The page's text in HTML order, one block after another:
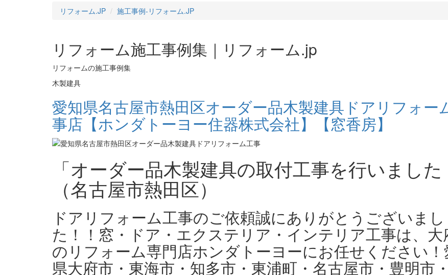
リフォーム.JP 施工事例‐リフォーム.JP
リフォーム施工事例集｜リフォーム.jp
リフォームの施工事例集
木製建具
愛知県名古屋市熱田区オーダー品木製建具ドアリフォー
事店【ホンダトーヨー住器株式会社】【窓香房】
「オーダー品木製建具の取付工事を行いました
（名古屋市熱田区）
ドアリフォーム工事のご依頼誠にありがとうございまし
た！！窓・ドア・エクステリア・インテリア工事は、大
のリフォーム専門店ホンダトーヨーにお任せください！
県大府市・東海市・知多市・東浦町・名古屋市・豊明市